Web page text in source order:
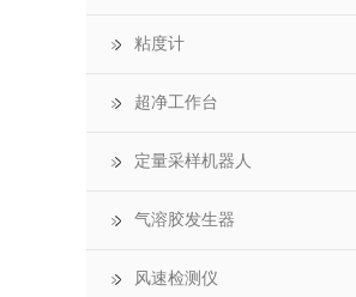
粘度计
超净工作台
定量采样机器人
气溶胶发生器
风速检测仪